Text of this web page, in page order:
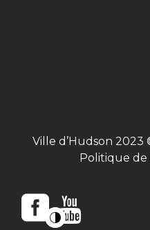
Ville d’Hudson 2023
Politique